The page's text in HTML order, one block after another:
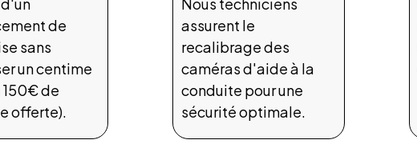
de
sans
un centime
de
offerte).
assurent le
recalibrage des
caméras d'aide à la
conduite pour une
sécurité optimale.